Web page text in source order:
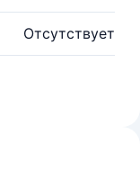
Отсутствует